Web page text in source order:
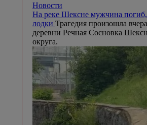
Новости
На реке Шексне мужчина
лодки Трагедия произошла
деревни Речная Сосновка
округа.